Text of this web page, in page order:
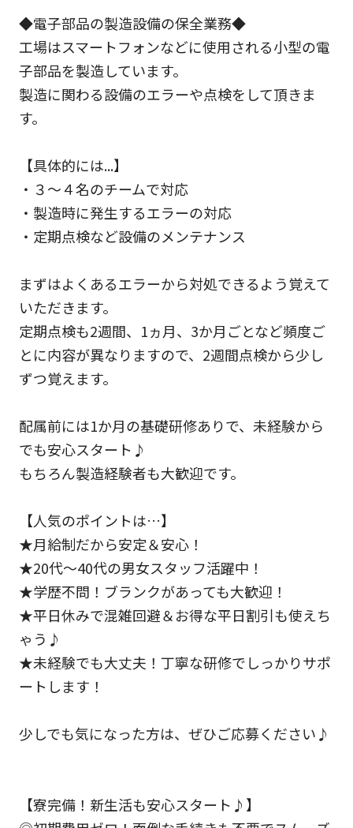
◆電子部品の製造設備の保全業務◆
工場はスマートフォンなどに使用される小型の電
子部品を製造しています。
製造に関わる設備のエラーや点検をして頂きま
す。
【具体的には...】
・３～４名のチームで対応
・製造時に発生するエラーの対応
・定期点検など設備のメンテナンス
まずはよくあるエラーから対処できるよう覚えて
いただきます。
定期点検も2週間、1ヵ月、3か月ごとなど頻度ご
とに内容が異なりますので、2週間点検から少し
ずつ覚えます。
配属前には1か月の基礎研修ありで、未経験から
でも安心スタート♪
もちろん製造経験者も大歓迎です。
【人気のポイントは…】
★月給制だから安定＆安心！
★20代～40代の男女スタッフ活躍中！
★学歴不問！ブランクがあっても大歓迎！
★平日休みで混雑回避＆お得な平日割引も使えち
ゃう♪
★未経験でも大丈夫！丁寧な研修でしっかりサポ
ートします！
少しでも気になった方は、ぜひご応募ください♪
【寮完備！新生活も安心スタート♪】